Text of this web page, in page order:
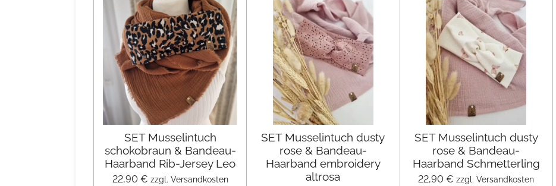
SET Musselintuch
schokobraun & Bandeau-
Haarband Rib-Jersey Leo
22,90 € zzgl. Versandkosten
SET Musselintuch dusty
rose & Bandeau-
Haarband embroidery
altrosa
SET Musselintuch dusty
rose & Bandeau-
Haarband Schmetterling
22,90 € zzgl. Versandkosten